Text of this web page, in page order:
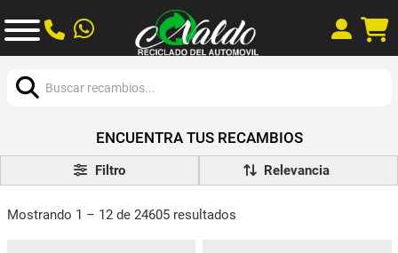
ENCUENTRA TUS RECAMBIOS
Filtro
Mostrando 1 – 12 de 24605 resultados